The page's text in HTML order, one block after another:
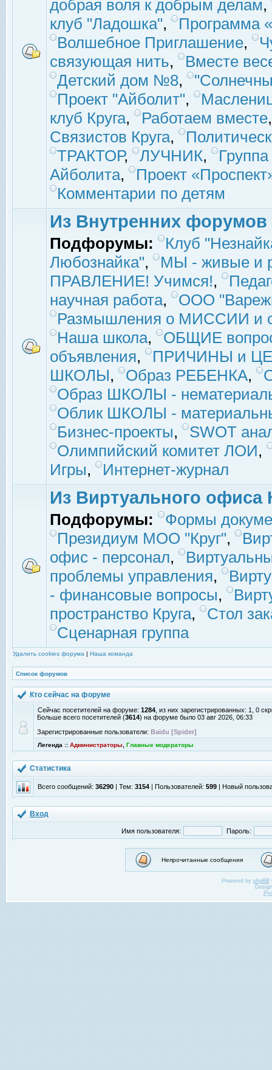
добрая воля к добрым делам,
клуб "Ладошка",
Программа
Волшебное Приглашение,
связующая нить,
Вместе
Детский дом №8,
Проект "Айболит",
клуб Круга, Работаем вместе
Связистов Круга,
ТРАКТОР, ЛУЧНИК,
Айболита,
Проект
Комментарии по детям
Из Внутренних форумов
Подфорумы:
Клуб
Любознайка",
МЫ - живые и
ПРАВЛЕНИЕ! Учимся!,
научная работа,
ООО
Размышления о МИССИИ и
Наша школа,
ОБЩИЕ
объявления,
ПРИЧИНЫ и
ШКОЛЫ, Образ РЕБЕНКА,
Образ ШКОЛЫ -
Облик ШКОЛЫ -
Бизнес-проекты,
SWOT
Олимпийский комитет ЛОИ,
Игры, Интернет-журнал
Из Виртуального офиса
Подфорумы:
Формы
Президиум МОО "Круг",
офис - персонал,
проблемы управления,
- финансовые вопросы,
пространство Круга,
Стол
Сценарная группа
Удалить cookies форума | Наша команда
Список форумов
Кто сейчас на форуме
Сейчас посетителей на форуме: 1284 , из них зарегистрированных: 1, 0
Больше всего посетителей (3614) на форуме было 03 авг 2026, 06:33
Зарегистрированные пользователи: Baidu [Spider]
Легенда :: Администраторы Главные модераторы
Статистика
Всего сообщений: 36290 | Тем: 3154 | Пользователей: 599 | Новый
Вход
Имя пользователя: Пароль:
Непрочитанные сообщения
Powered by phpBB